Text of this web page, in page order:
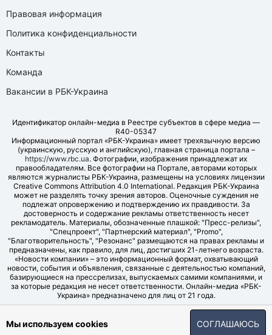
Правовая информация
Политика конфиденциальности
Контакты
Команда
Вакансии в РБК-Украина
Идентификатор онлайн-медиа в Реестре субъектов в сфере медиа —
R40-05347
Информационный портал «РБК-Украина» имеет трехязычную версию
(украинскую, русскую и английскую), главная страница портала –
https://www.rbc.ua. Фотографии, изображения принадлежат их
правообладателям. Все фотографии на Портале, авторами которых
являются журналисты РБК-Украина, размещены на условиях лицензии
Creative Commons Attribution 4.0 International. Редакция РБК-Украина
может не разделять точку зрения авторов. Оценочные суждения не
подлежат опровержению и подтверждению их правдивости. За
достоверность и содержание рекламы ответственность несет
рекламодатель. Материалы, обозначенные плашкой: "Пресс-релизы",
"Спецпроект", "Партнерский материал", "Promo",
"Благотворительность", "Резонанс" размещаются на правах рекламы и
предназначены, как правило, для лиц, достигших 21-летнего возраста.
«Новости компании» – это информационный формат, охватывающий
новости, события и объявления, связанные с деятельностью компаний,
базирующиеся на прессрелизах, выпускаемых самими компаниями, и
за которые редакция не несет ответственности. Онлайн-медиа «РБК-
Украина» предназначено для лиц от 21 года.
© LLC "UBT MEDIA", 2006-2026.
Мы используем cookies СОГЛАШАЮСЬ